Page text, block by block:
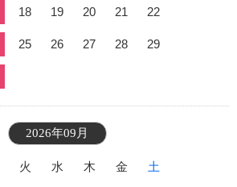
18 19 20 21 22
25 26 27 28 29
2026年09月
火 水 木 金
土